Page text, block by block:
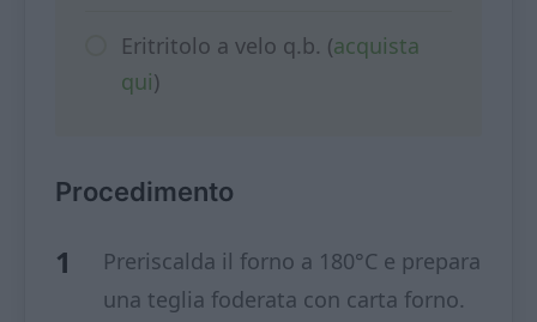
Eritritolo a velo q.b. (acquista
qui)
Procedimento
Preriscalda il forno a 180°C e prepara
una teglia foderata con carta forno.